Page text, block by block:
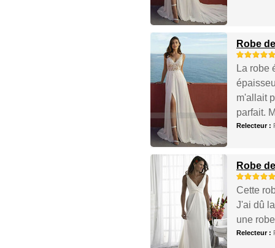
Robe
La robe
m'allait
parfait.
Relecteur :
Robe
Cette
J'ai dû
une
Relecteur :